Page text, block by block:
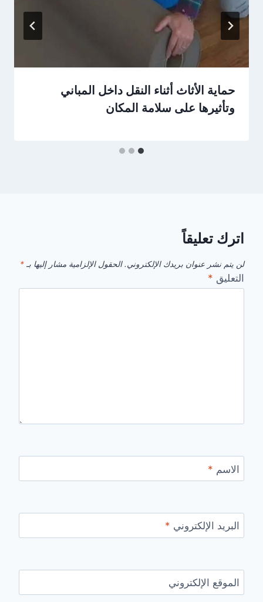
حماية الأثاث أثناء النقل داخل المباني
وتأثيرها على سلامة المكان
اترك تعليقاً
لن يتم نشر عنوان بريدك الإلكتروني. الحقول الإلزامية مشار إليها بـ *
التعليق *
الاسم *
البريد الإلكتروني *
الموقع الإلكتروني